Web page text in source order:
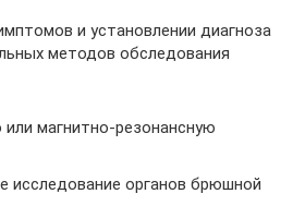
и установлении диагноза
методов обследования
магнитно-резонансную
исследование органов брюшной